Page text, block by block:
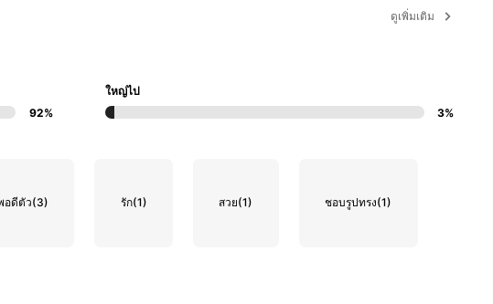
ดูเพิ่มเติม
92%
ใหญ่ไป
3%
อดีตัว(3) รัก(1) สวย(1) ชอบรูปทรง(1)